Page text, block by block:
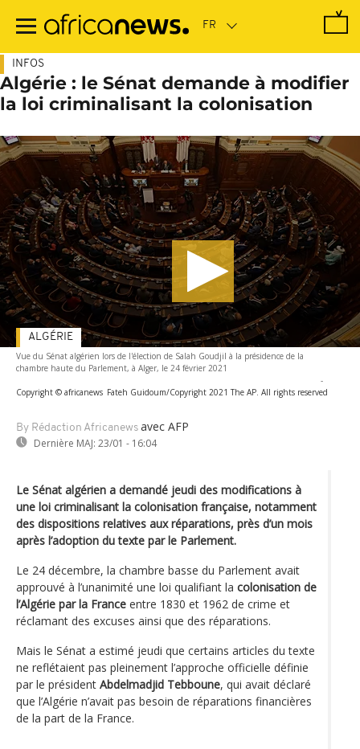
contenu
INFOS
Algérie : le Sénat demande à modifier
la loi criminalisant la colonisation
Vue du Sénat algérien lors de l'élection de Salah Goudjil à la présidence de la
chambre haute du Parlement, à Alger, le 24 février 2021
-
Copyright © africanews Fateh Guidoum/Copyright 2021 The AP. All rights reserved
By Rédaction Africanews avec AFP
Dernière MAJ: 23/01 - 16:04
ALGÉRIE
Le Sénat algérien a demandé jeudi des modifications à
une loi criminalisant la colonisation française, notamment
des dispositions relatives aux réparations, près d’un mois
après l’adoption du texte par le Parlement.
Le 24 décembre, la chambre basse du Parlement avait
approuvé à l’unanimité une loi qualifiant la colonisation de
l’Algérie par la France entre 1830 et 1962 de crime et
réclamant des excuses ainsi que des réparations.
Mais le Sénat a estimé jeudi que certains articles du texte
ne reflétaient pas pleinement l’approche officielle définie
par le président Abdelmadjid Tebboune, qui avait déclaré
que l’Algérie n’avait pas besoin de réparations financières
de la part de la France.